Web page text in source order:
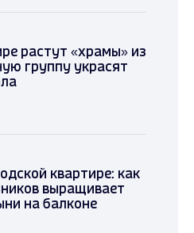
растут «храмы» из
группу украсят
квартире: как
выращивает
на балконе